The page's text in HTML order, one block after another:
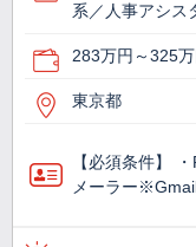
系／人事アシス
283万円～325万
東京都
【必須条件】
メーラー